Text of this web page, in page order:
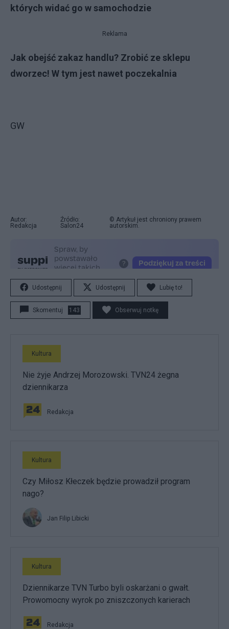
których widać go w samochodzie
Reklama
Jak obejść zakaz handlu? Zrobić ze sklepu
dworzec! W tym jest nawet poczekalnia
GW
Autor:
Redakcja
Źródło:
Salon24
© Artykuł jest chroniony prawem
autorskim.
Udostępnij Udostępnij Lubię to!
Skomentuj 143 Obserwuj notkę
Kultura
Nie żyje Andrzej Morozowski. TVN24 żegna
dziennikarza
Redakcja
Kultura
Czy Miłosz Kłeczek będzie prowadził program
nago?
Jan Filip Libicki
Kultura
Dziennikarze TVN Turbo byli oskarżani o gwałt.
Prowomocny wyrok po zniszczonych karierach
Redakcja